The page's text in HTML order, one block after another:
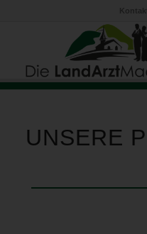
UNSERE